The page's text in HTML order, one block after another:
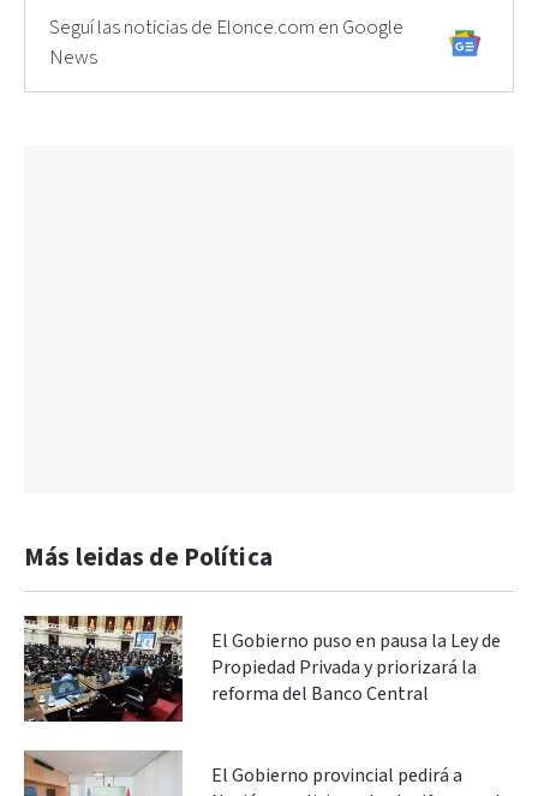
Seguí las noticias de Elonce.com en Google
News
Más leidas de Política
El Gobierno puso en pausa la Ley de
Propiedad Privada y priorizará la
reforma del Banco Central
El Gobierno provincial pedirá a